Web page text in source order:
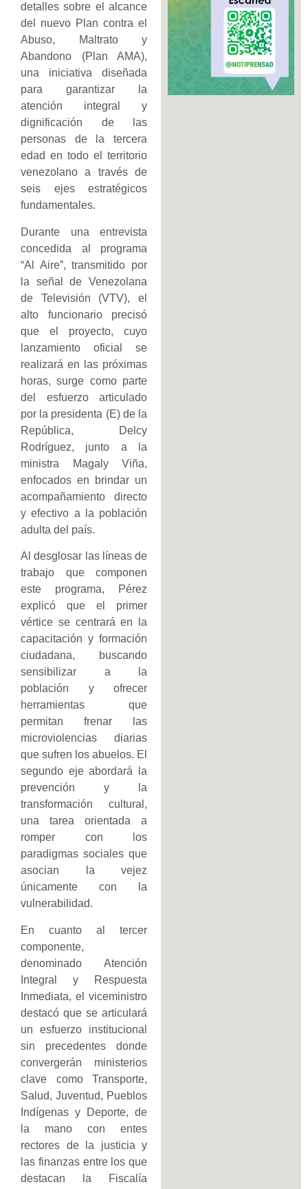
detalles sobre el alcance
del nuevo Plan contra el
Abuso, Maltrato y
Abandono (Plan AMA),
una iniciativa diseñada
para garantizar la
atención integral y
dignificación de las
personas de la tercera
edad en todo el territorio
venezolano a través de
seis ejes estratégicos
fundamentales.
Durante una entrevista
concedida al programa
“Al Aire”, transmitido por
la señal de Venezolana
de Televisión (VTV), el
alto funcionario precisó
que el proyecto, cuyo
lanzamiento oficial se
realizará en las próximas
horas, surge como parte
del esfuerzo articulado
por la presidenta (E) de la
República, Delcy
Rodríguez, junto a la
ministra Magaly Viña,
enfocados en brindar un
acompañamiento directo
y efectivo a la población
adulta del país.
Al desglosar las líneas de
trabajo que componen
este programa, Pérez
explicó que el primer
vértice se centrará en la
capacitación y formación
ciudadana, buscando
sensibilizar a la
población y ofrecer
herramientas que
permitan frenar las
microviolencias diarias
que sufren los abuelos. El
segundo eje abordará la
prevención y la
transformación cultural,
una tarea orientada a
romper con los
paradigmas sociales que
asocian la vejez
únicamente con la
vulnerabilidad.
En cuanto al tercer
componente,
denominado Atención
Integral y Respuesta
Inmediata, el viceministro
destacó que se articulará
un esfuerzo institucional
sin precedentes donde
convergerán ministerios
clave como Transporte,
Salud, Juventud, Pueblos
Indígenas y Deporte, de
la mano con entes
rectores de la justicia y
las finanzas entre los que
destacan la Fiscalía